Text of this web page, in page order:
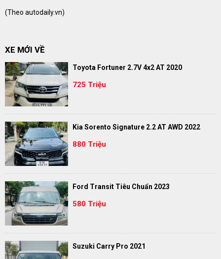
(Theo autodaily.vn)
XE MỚI VỀ
Toyota Fortuner 2.7V 4x2 AT 2020
725 Triệu
Kia Sorento Signature 2.2 AT AWD 2022
880 Triệu
Ford Transit Tiêu Chuẩn 2023
580 Triệu
Suzuki Carry Pro 2021